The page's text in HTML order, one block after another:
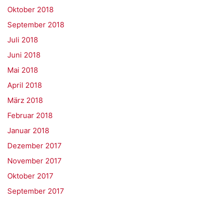
Oktober 2018
September 2018
Juli 2018
Juni 2018
Mai 2018
April 2018
März 2018
Februar 2018
Januar 2018
Dezember 2017
November 2017
Oktober 2017
September 2017